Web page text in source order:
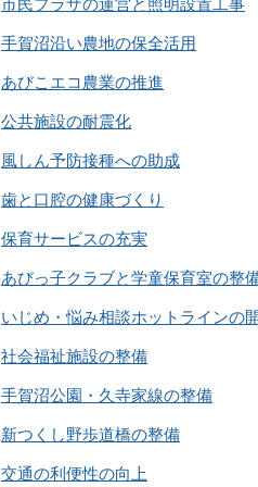
市民プラザの運営と照明設置工事
手賀沼沿い農地の保全活用
あびこエコ農業の推進
公共施設の耐震化
風しん予防接種への助成
歯と口腔の健康づくり
保育サービスの充実
あびっ子クラブと学童保育室の整
いじめ・悩み相談ホットラインの
社会福祉施設の整備
手賀沼公園・久寺家線の整備
新つくし野歩道橋の整備
交通の利便性の向上